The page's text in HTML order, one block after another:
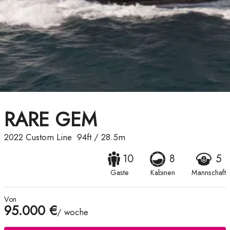
RARE GEM
2022 Custom Line 94ft/ 28.5m
10
Gaste
8
Kabinen
5
Mannschaft
Von
95.000 €/ woche